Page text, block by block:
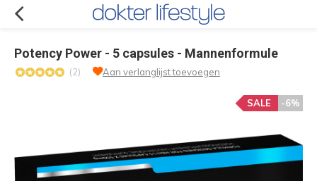
Potency Power - 5 capsules - Mannenformule
(2) Aan verlanglijst toevoegen
-6%
SALE